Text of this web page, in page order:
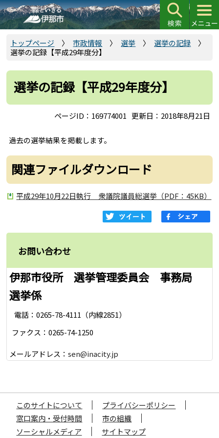
こ
の
ペ
で
トップページ 市政情報 選挙
選挙の記録
選挙の記録【平成29年度分】
選挙の記録【平成29年度分】
ページID：169774001 更新日：2018年8月21日
過去の選挙結果を掲載します。
関連ファイルダウンロード
平成29年10月22日執行 衆議院議員総選挙（PDF：45KB）
お問い合わせ
伊那市役所 選挙管理委員会 事務局
選挙係
電話：0265-78-4111（内線2851）
ファクス：0265-74-1250
メールアドレス：sen@inacity.jp
このサイトについて
プライバシーポリシー
窓口案内・受付時間
市の組織
ソーシャルメディア
サイトマップ